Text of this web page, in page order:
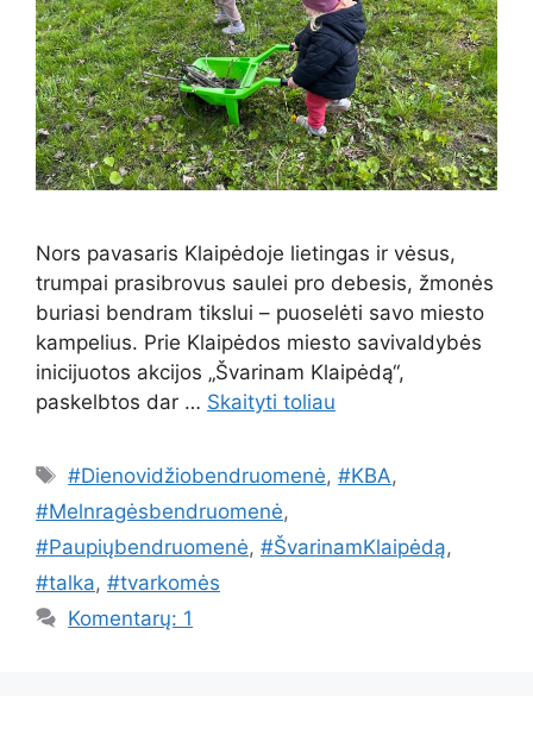
Nors pavasaris Klaipėdoje lietingas ir vėsus,
trumpai prasibrovus saulei pro debesis, žmonės
buriasi bendram tikslui – puoselėti savo miesto
kampelius. Prie Klaipėdos miesto savivaldybės
inicijuotos akcijos „Švarinam Klaipėdą“,
paskelbtos dar … Skaityti toliau
Žymos
#Dienovidžiobendruomenė,#KBA,
#Melnragėsbendruomenė,
#Paupiųbendruomenė, #ŠvarinamKlaipėdą,
#talka, #tvarkomės
Komentarų: 1